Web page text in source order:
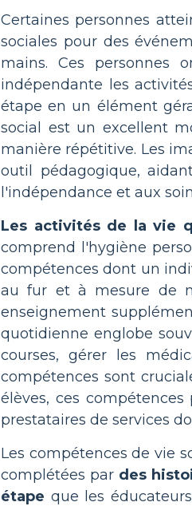
Certaines personnes
sociales pour des
mains. Ces personnes
indépendante les
étape en un élément
social est un excellent
manière répétitive. Les
outil pédagogique,
l'indépendance et aux
Les activités de la vie
comprend l'hygiène
compétences dont un
au fur et à mesure de
enseignement
quotidienne englobe
courses, gérer les
compétences sont
élèves, ces
prestataires de services
Les compétences de vie
complétées par des
étape que les